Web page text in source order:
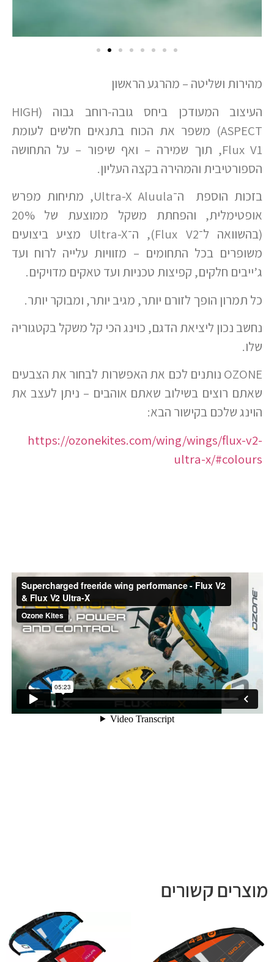
מהירות ושליטה – מהרגע הראשון
העיצוב המעודכן ביחס גובה-רוחב גבוה (HIGH
ASPECT) משפר את הכוח בתנאים חלשים לעומת
Flux V1, תוך שמירה – ואף שיפור – על התחושה
הספורטיבית והמהירה בקצה העליון.
בזכות הוספת ה־Ultra-X Aluula, מתיחות מפרש
אופטימלית, והפחתת משקל ממוצעת של 20%
(בהשוואה ל־Flux V2), ה־Ultra-X מציע ביצועים
משופרים בכל התחומים – מזוויות עלייה לרוח ועד
ג’ייבים חלקים, קפיצות טכניות ועד טאקים מדויקים.
כל תמרון הופך לזורם יותר, מגיב יותר, ומבוקר יותר.
נחשב נכון ליציאת הדגם, כוינג הכי קל משקל בקטגוריה
שלו.
OZONE נותנים לכם את האפשרות לבחור את הצבעים
שאתם רוצים בשילוב שאתם אוהבים – ניתן לעצב את
הוינג שלכם בקישור הבא:
https://ozonekites.com/wing/wings/flux-v2-
ultra-x/#colours
מוצרים קשורים